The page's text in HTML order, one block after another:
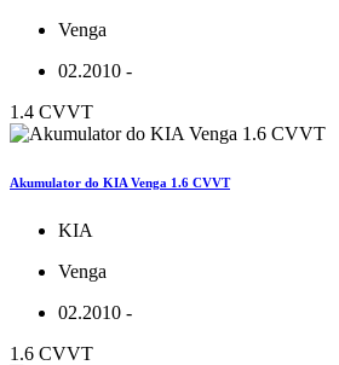
Venga
02.2010 -
1.4 CVVT
Akumulator do KIA Venga 1.6 CVVT
KIA
Venga
02.2010 -
1.6 CVVT